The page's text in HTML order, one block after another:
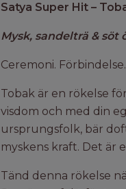
Satya Super Hit –
Mysk, sandelträ & söt
Ceremoni.
Tobak är en rökelse
visdom och med din
ursprungsfolk, bär
myskens kraft. Det är
Tänd denna rökelse